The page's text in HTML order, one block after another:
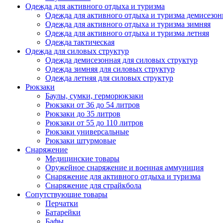
Одежда для активного отдыха и туризма
Одежда для активного отдыха и туризма
Одежда для активного отдыха и туризма зимняя
Одежда для активного отдыха и туризма летняя
Одежда тактическая
Одежда для силовых структур
Одежда демисезонная для силовых структур
Одежда зимняя для силовых структур
Одежда летняя для силовых структур
Рюкзаки
Баулы, сумки, герморюкзаки
Рюкзаки от 36 до 54 литров
Рюкзаки до 35 литров
Рюкзаки от 55 до 110 литров
Рюкзаки универсальные
Рюкзаки штурмовые
Снаряжение
Медицинские товары
Оружейное снаряжение и военная аммуниция
Снаряжение для активного отдыха и туризма
Снаряжение для страйкбола
Сопутствующие товары
Перчатки
Батарейки
Бафы